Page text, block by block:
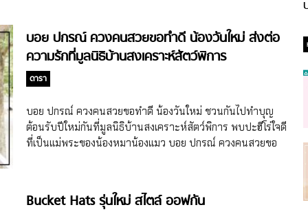
บอย ปกรณ์ ควงคนสวยขอทำดี น้องวันใหม่ ส่งต่อ
ความรักที่มูลนิธิบ้านสงเคราะห์สัตว์พิการ
ดารา
บอย ปกรณ์ ควงคนสวยขอทำดี น้องวันใหม่ ชวนกันไปทำบุญ
ต้อนรับปีใหม่กันที่มูลนิธิบ้านสงเคราะห์สัตว์พิการ พบปะฮีโร่ใจดี
ที่เป็นแม่พระของน้องหมาน้องแมว บอย ปกรณ์ ควงคนสวยขอ
ของปี ที่จังหวะโควิด-19 ซาลงบ้าง (ก่อนโอไมครอนจะมา)
เนื่องจากคุยกันไว้นานแล้วกับคนหล่อบอย ปกรณ์ ฉัตรบริรักษ์ พี่
Bucket Hats รุ่นใหม่ สไตล์ ออฟกัน